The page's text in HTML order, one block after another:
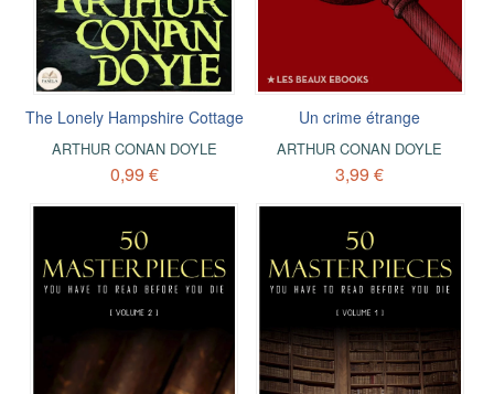
The Lonely Hampshire Cottage
ARTHUR CONAN DOYLE
0,99 €
Un crime étrange
ARTHUR CONAN DOYLE
3,99 €